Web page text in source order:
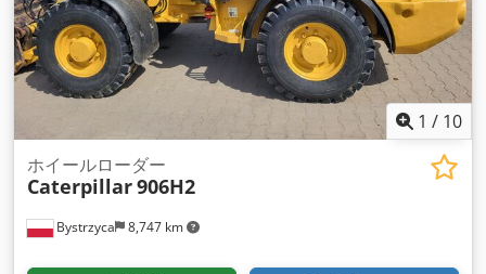
1 / 10
Bystrzyca 8,747 km
ホイールローダー
Caterpillar906H2